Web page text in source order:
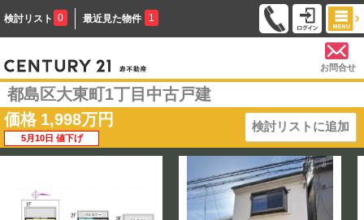
検討リスト 0 最近見た物件 1
お問合せ
都島区大東町1丁目中古戸建
価格 1,998万円
5月10日 値下げ
検討リストに追加